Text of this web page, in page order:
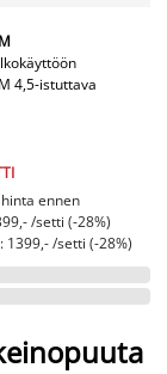
4,5-istuttava
ennen
/setti (-28%)
/setti (-28%)